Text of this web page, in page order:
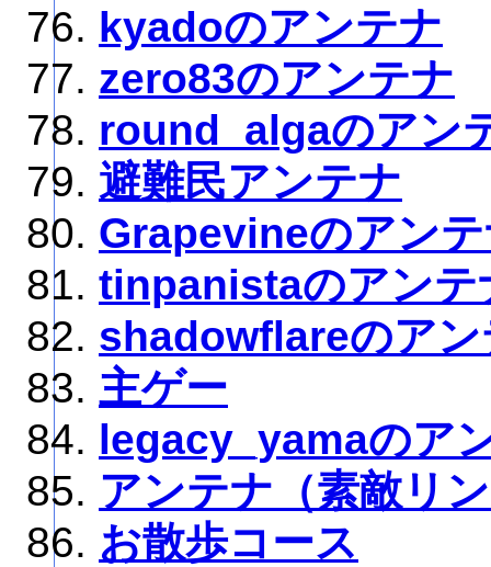
kyadoのアンテナ
zero83のアンテナ
round_algaのアン
避難民アンテナ
Grapevineのアン
tinpanistaのアンテ
shadowflareのアン
主ゲー
legacy_yamaのア
アンテナ（素敵リ
お散歩コース